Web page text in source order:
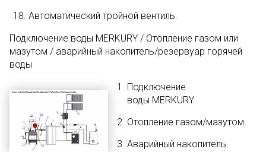
Автоматический тройной вентиль.
Подключение воды MERKURY / Отопление газом или
мазутом / аварийный накопитель/резервуар горячей
воды
Подключение
воды MERKURY.
Отопление газом/мазутом.
Аварийный накопитель.